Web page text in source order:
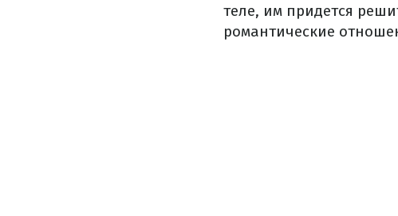
теле, им придется
романтические